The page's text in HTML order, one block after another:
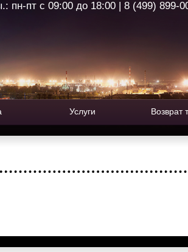
пт с 09:00 до 18:00 | 8 (499) 899-
Услуги Возврат